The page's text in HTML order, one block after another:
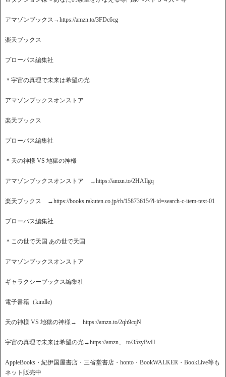
アマゾンブックス→https://amzn.to/3FDc6cg
楽天ブックス
プローパス編集社
＊宇宙の真理で未来は希望の光
アマゾンブックスオンストア
楽天ブックス
プローパス編集社
＊天の神様 VS 地獄の神様
アマゾンブックスオンストア →https://amzn.to/2HAIlgq
楽天ブックス →https://books.rakuten.co.jp/rb/15873615/?l-id=search-c-item-text-01
プローパス編集社
＊この世で天国 あの世で天国
アマゾンブックスオンストア
ギャラクシーブックス編集社
電子書籍（kindle)
天の神様 VS 地獄の神様→ https://amzn.to/2qh9cqN
宇宙の真理で未来は希望の光→https://amzn、.to/35zyBvH
AppleBooks・紀伊国屋書店・三省堂書店・honto・BookWALKER・BookLive等も
ネット販売中